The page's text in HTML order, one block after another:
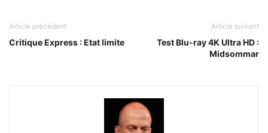
Article précédent
Critique Express : Etat limite
Article suivant
Test Blu-ray 4K Ultra HD :
Midsommar